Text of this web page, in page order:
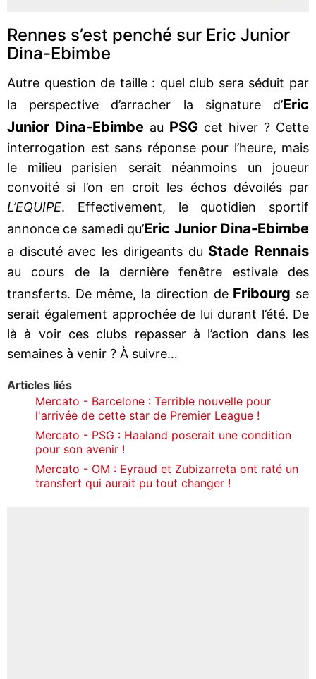
Rennes s’est penché sur Eric Junior
Dina-Ebimbe
Autre question de taille : quel club sera séduit par
la perspective d’arracher la signature d’Eric
Junior Dina-Ebimbe au PSG cet hiver ? Cette
interrogation est sans réponse pour l’heure, mais
le milieu parisien serait néanmoins un joueur
convoité si l’on en croit les échos dévoilés par
L’EQUIPE. Effectivement, le quotidien sportif
annonce ce samedi qu’Eric Junior Dina-Ebimbe
a discuté avec les dirigeants du Stade Rennais
au cours de la dernière fenêtre estivale des
transferts. De même, la direction de Fribourg se
serait également approchée de lui durant l’été. De
là à voir ces clubs repasser à l’action dans les
semaines à venir ? À suivre…
Articles liés
Mercato - Barcelone : Terrible nouvelle pour
l'arrivée de cette star de Premier League !
Mercato - PSG : Haaland poserait une condition
pour son avenir !
Mercato - OM : Eyraud et Zubizarreta ont raté un
transfert qui aurait pu tout changer !